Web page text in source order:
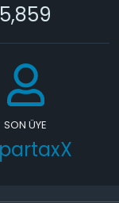
5,859
SON ÜYE